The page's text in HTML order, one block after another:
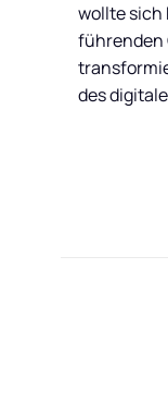
wollte sich
führenden
des